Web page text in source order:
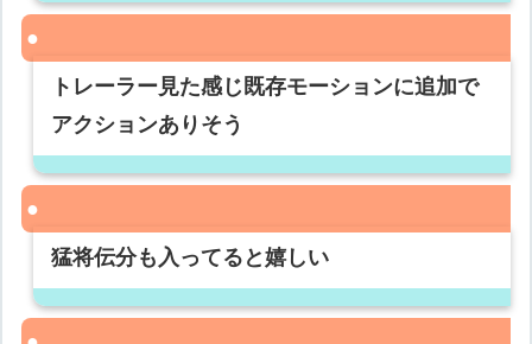
トレーラー見た感じ既存モーションに追加で
アクションありそう
猛将伝分も入ってると嬉しい